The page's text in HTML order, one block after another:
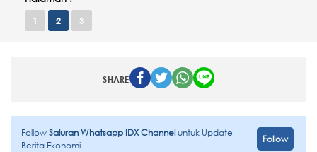
1 2 3
SHARE
FollowSaluran Whatsapp IDX Channeluntuk Update
Berita Ekonomi
Follow